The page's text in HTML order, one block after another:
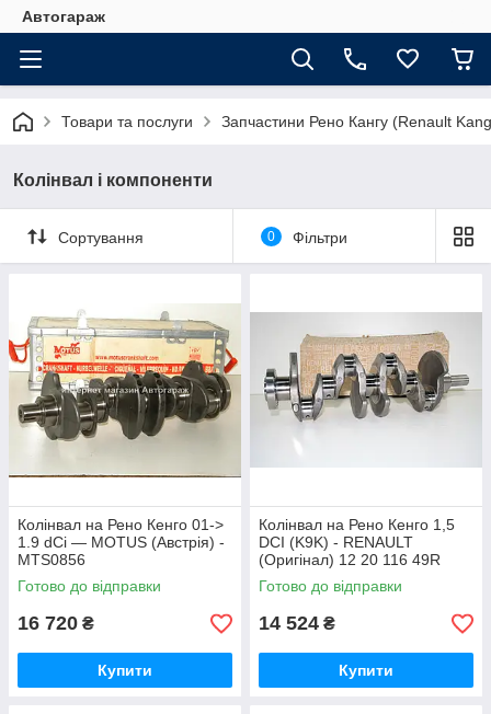
Автогараж
Товари та послуги Запчастини Рено Кангу (Renault
Колінвал і компоненти
Сортування 0 Фільтри
Колінвал на Рено Кенго 01->
1.9 dCi — MOTUS (Австрія) -
MTS0856
Готово до відправки
16 720 ₴
Купити
Колінвал на Рено Кенго 1,5
DCI (K9K) - RENAULT
(Оригінал) 12 20 116 49R
Готово до відправки
14 524 ₴
Купити